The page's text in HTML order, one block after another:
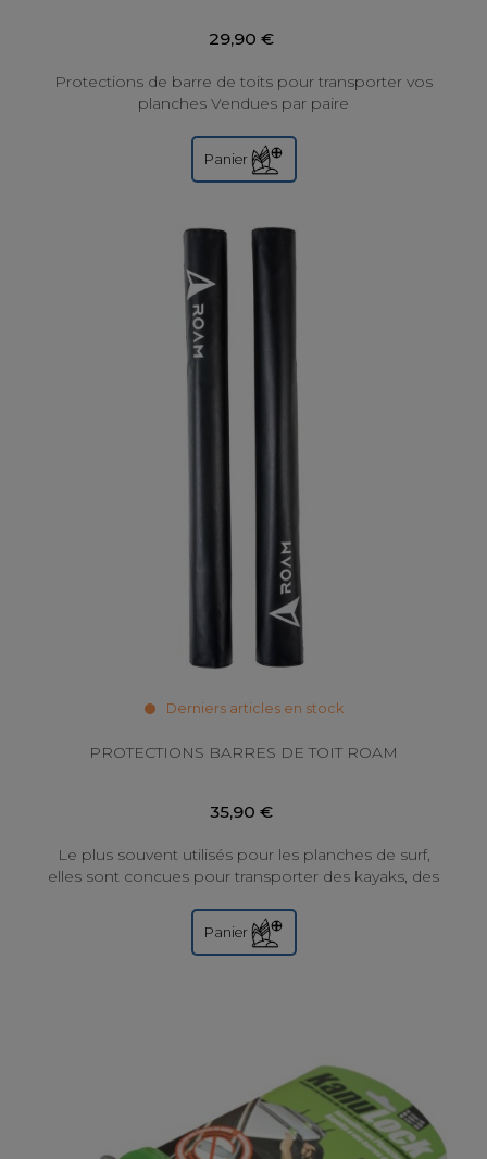
29,90 €
Protections de barre de toits pour transporter vos
planches Vendues par paire
Panier
Derniers articles en stock
PROTECTIONS BARRES DE TOIT ROAM
35,90 €
Le plus souvent utilisés pour les planches de surf,
elles sont concues pour transporter des kayaks, des
Panier